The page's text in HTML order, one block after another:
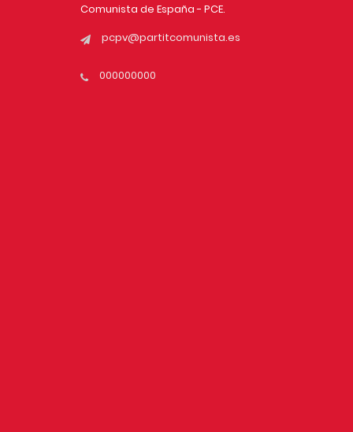
Comunista de España - PCE.
pcpv@partitcomunista.es
000000000